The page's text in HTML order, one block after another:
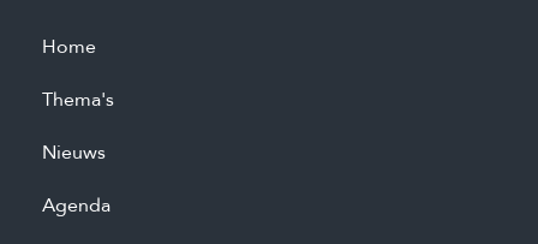
Home
Thema's
Nieuws
Agenda